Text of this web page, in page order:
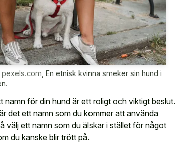
pexels.com, En etnisk kvinna smeker sin hund i
namn för din hund är ett roligt och viktigt beslut.
det ett namn som du kommer att använda
välj ett namn som du älskar i stället för något
du kanske blir trött på.